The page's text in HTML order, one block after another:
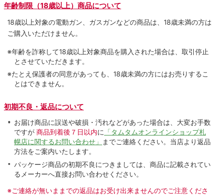
年齢制限（18歳以上）商品について
18歳以上対象の電動ガン、ガスガンなどの商品は、18歳未満の方は
ご購入いただけません。
※年齢を詐称して18歳以上対象商品を購入された場合は、取引停止
とさせていただきます。
※たとえ保護者の同意があっても、18歳未満の方にはお売りするこ
とはできません。
初期不良・返品について
お届け商品に誤送や破損・汚れなどがあった場合は、大変お手数
ですが 商品到着後７日以内に 「タムタムオンラインショップ札
幌店に関するお問い合わせ」
までご連絡ください。当店より返品
方法をご案内いたします。
パッケージ商品の初期不良につきましては、商品に記載されてい
るメーカーへ直接お問い合わせください。
※ご連絡が無いままでの返品はお受け出来ませんのでご注意くださ